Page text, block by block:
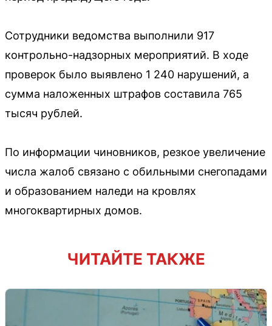
Сотрудники ведомства выполнили 917
контрольно-надзорных мероприятий. В ходе
проверок было выявлено 1 240 нарушений, а
сумма наложенных штрафов составила 765
тысяч рублей.
По информации чиновников, резкое увеличение
числа жалоб связано с обильными снегопадами
и образованием наледи на кровлях
многоквартирных домов.
ЧИТАЙТЕ ТАКЖЕ